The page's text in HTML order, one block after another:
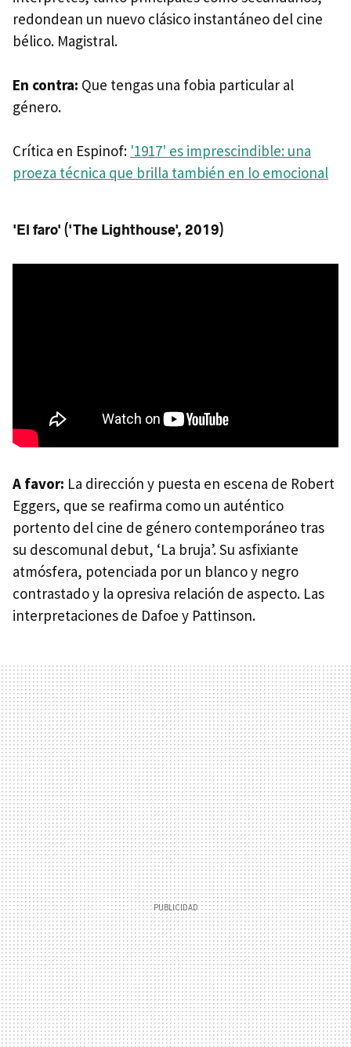
redondean un nuevo clásico instantáneo del cine
bélico. Magistral.
En contra: Que tengas una fobia particular al
género.
Crítica en Espinof: '1917' es imprescindible: una
proeza técnica que brilla también en lo emocional
'El faro' ('The Lighthouse', 2019)
A favor: La dirección y puesta en escena de Robert
Eggers, que se reafirma como un auténtico
portento del cine de género contemporáneo tras
su descomunal debut, ‘La bruja’. Su asfixiante
atmósfera, potenciada por un blanco y negro
contrastado y la opresiva relación de aspecto. Las
interpretaciones de Dafoe y Pattinson.